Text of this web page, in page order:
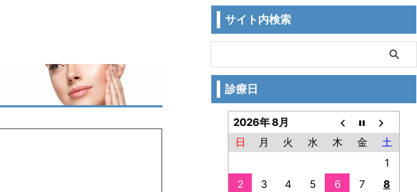
サイト内検索
診療日
2026年 8月
日
月 火 水 木 金
土
1
2
3 4 5 6 7
8